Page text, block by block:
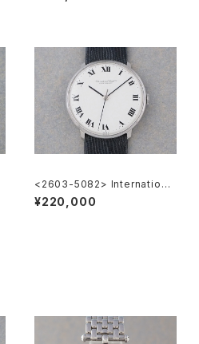
<2603-5082> International
Watch Co. Cal.402
¥220,000